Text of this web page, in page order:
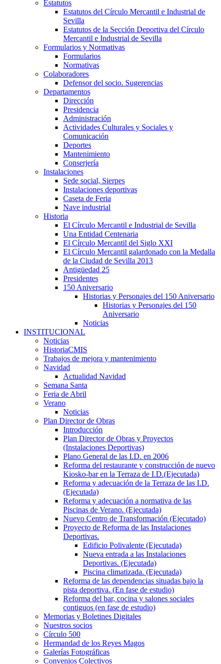
Estatutos
Estatutos del Círculo Mercantil e Industrial de
Sevilla
Estatutos de la Sección Deportiva del Círculo
Mercantil e Industrial de Sevilla
Formularios y Normativas
Formularios
Normativas
Colaboradores
Defensor del socio. Sugerencias
Departamentos
Dirección
Presidencia
Administración
Actividades Culturales y Sociales y
Comunicación
Deportes
Mantenimiento
Conserjería
Instalaciones
Sede social, Sierpes
Instalaciones deportivas
Caseta de Feria
Nave industrial
Historia
El Círculo Mercantil e Industrial de Sevilla
Una Entidad Centenaria
El Círculo Mercantil del Siglo XXI
El Círculo Mercantil galardonado con la Medalla
de la Ciudad de Sevilla 2013
Antigüedad 25
Presidentes
150 Aniversario
Historias y Personajes del 150 Aniversario
Historias y Personajes del 150
Aniversario
Noticias
INSTITUCIONAL
Noticias
HistoriaCMIS
Trabajos de mejora y mantenimiento
Navidad
Actualidad Navidad
Semana Santa
Feria de Abril
Verano
Noticias
Plan Director de Obras
Introducción
Plan Director de Obras y Proyectos
(Instalaciones Deportivas)
Plano General de las I.D. en 2006
Reforma del restaurante y construcción de nuevo
Kiosko-bar en la Terraza de I.D.(Ejecutada)
Reforma y adecuación de la Terraza de las I.D.
(Ejecutada)
Reforma y adecuación a normativa de las
Piscinas de Verano. (Ejecutada)
Nuevo Centro de Transformación (Ejecutado)
Proyecto de Reforma de las Instalaciones
Deportivas.
Edificio Polivalente (Ejecutada)
Nueva entrada a las Instalaciones
Deportivas. (Ejecutada)
Piscina climatizada. (Ejecutada)
Reforma de las dependencias situadas bajo la
pista deportiva. (En fase de estudio)
Reforma del bar, cocina y salones sociales
contiguos (en fase de estudio)
Memorias y Boletines Digitales
Nuestros socios
Círculo 500
Hermandad de los Reyes Magos
Galerías Fotográficas
Convenios Colectivos